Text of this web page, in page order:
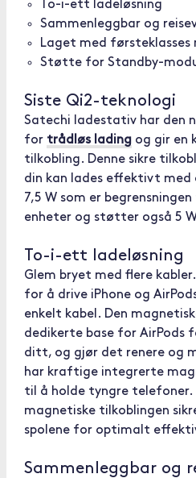
To-i-ett ladeløsning
Sammenleggbar og
Laget med
Støtte for Standby-
Siste Qi2-teknologi
Satechi ladestativ har den
for trådløs lading og gir en
tilkobling. Denne sikre
din kan lades effektivt med
7,5 W som er
enheter og støtter også 5
To-i-ett ladeløsning
Glem bryet med flere
for å drive iPhone og
enkelt kabel. Den
dedikerte base for AirPods
ditt, og gjør det renere og
har kraftige integrerte
til å holde tyngre telefoner.
magnetiske tilkoblingen
spolene for optimalt
Sammenleggbar og